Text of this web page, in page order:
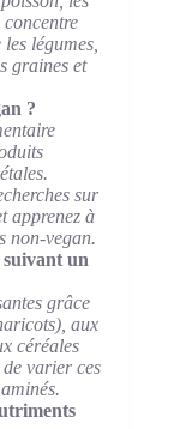
légumes,
graines et
?
sur
apprenez à
non-vegan.
suivant un
grâce
aux
céréales
varier ces